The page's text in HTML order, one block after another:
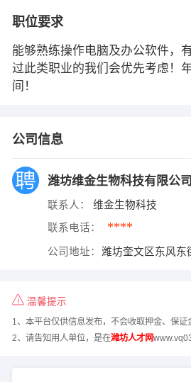
职位要求
能够熟练操作电脑及办公软件，
过此类职业的我们会优先考虑！
间！
公司信息
潍坊维金生物科技有限公司
联系人： 维金生物科技
联系电话： ****
公司地址： 潍坊奎文区东风东
温馨提示
1、本平台仅供信息发布，不会收取押金、保证
2、请告知用人单位，是在潍坊人才网